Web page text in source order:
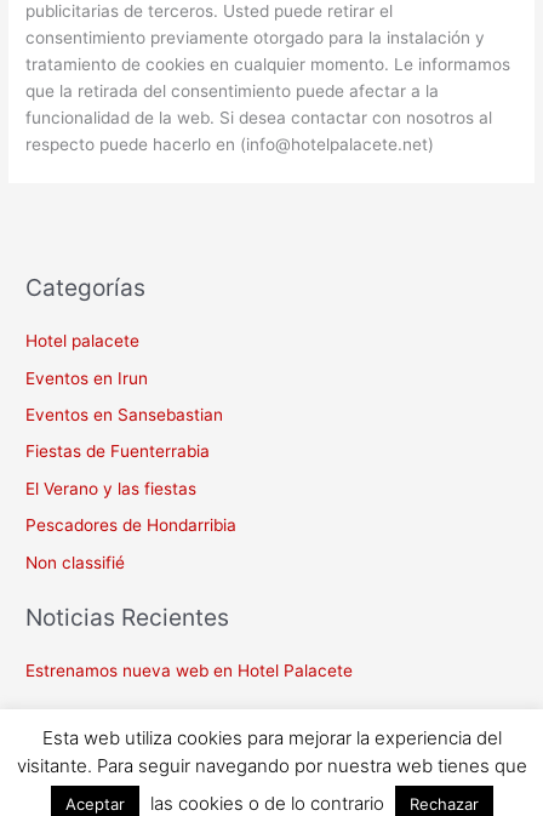
publicitarias de terceros. Usted puede retirar el
consentimiento previamente otorgado para la instalación y
tratamiento de cookies en cualquier momento. Le informamos
que la retirada del consentimiento puede afectar a la
funcionalidad de la web. Si desea contactar con nosotros al
respecto puede hacerlo en (info@hotelpalacete.net)
Categorías
Hotel palacete
Eventos en Irun
Eventos en Sansebastian
Fiestas de Fuenterrabia
El Verano y las fiestas
Pescadores de Hondarribia
Non classifié
Noticias Recientes
Estrenamos nueva web en Hotel Palacete
Copyright © 2026HotelPalacete.net| Diseñado por
Esta web utiliza cookies para mejorar la experiencia del
visitante. Para seguir navegando por nuestra web tienes que
Aceptar las cookies o de lo contrario Rechazar